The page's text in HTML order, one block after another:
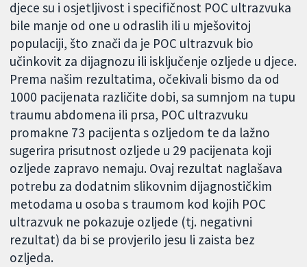
djece su i osjetljivost i specifičnost POC ultrazvuka
bile manje od one u odraslih ili u mješovitoj
populaciji, što znači da je POC ultrazvuk bio
učinkovit za dijagnozu ili isključenje ozljede u djece.
Prema našim rezultatima, očekivali bismo da od
1000 pacijenata različite dobi, sa sumnjom na tupu
traumu abdomena ili prsa, POC ultrazvuku
promakne 73 pacijenta s ozljedom te da lažno
sugerira prisutnost ozljede u 29 pacijenata koji
ozljede zapravo nemaju. Ovaj rezultat naglašava
potrebu za dodatnim slikovnim dijagnostičkim
metodama u osoba s traumom kod kojih POC
ultrazvuk ne pokazuje ozljede (tj. negativni
rezultat) da bi se provjerilo jesu li zaista bez
ozljeda.